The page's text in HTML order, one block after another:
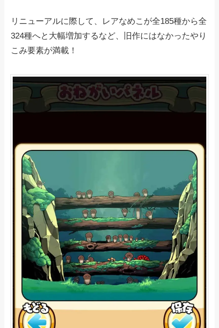
リニューアルに際して、レアなめこが全185種から全
324種へと大幅増加するなど、旧作にはなかったやり
こみ要素が満載！